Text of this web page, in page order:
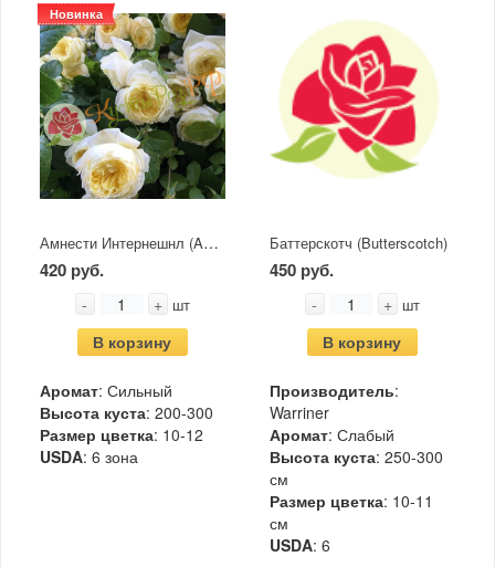
Новинка
Амнести Интернешнл (Ambesty International)
420 руб.
- + шт
В корзину
Аромат: Сильный
Высота куста: 200-300
Размер цветка: 10-12
USDA: 6 зона
Баттерскотч (Butterscotch)
450 руб.
- + шт
В корзину
Производитель:
Warriner
Аромат: Слабый
Высота куста: 250-300
см
Размер цветка: 10-11
см
USDA: 6